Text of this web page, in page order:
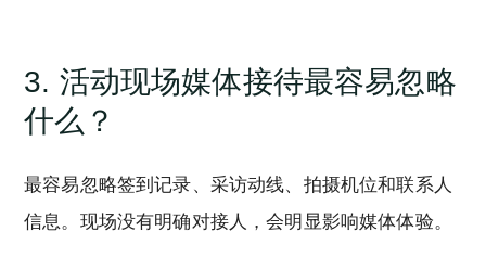
3. 活动现场媒体接待最容易忽略
什么？
最容易忽略签到记录、采访动线、拍摄机位和联系人
信息。现场没有明确对接人，会明显影响媒体体验。